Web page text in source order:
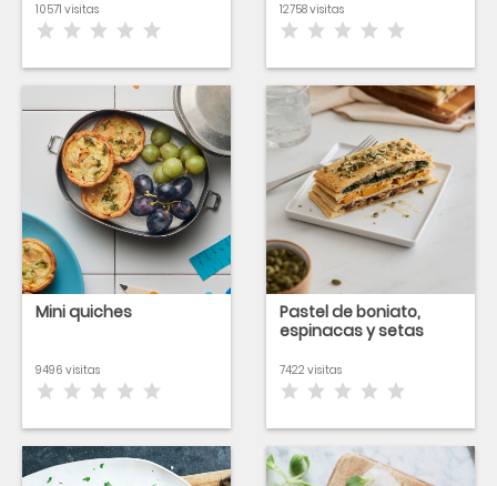
10571 visitas 12758 visitas
Mini quiches
9496 visitas
Pastel de boniato,
espinacas y setas
7422 visitas